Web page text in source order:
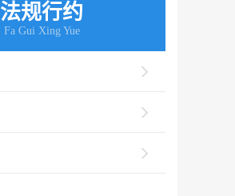
法规行约
Fa Gui Xing Yue